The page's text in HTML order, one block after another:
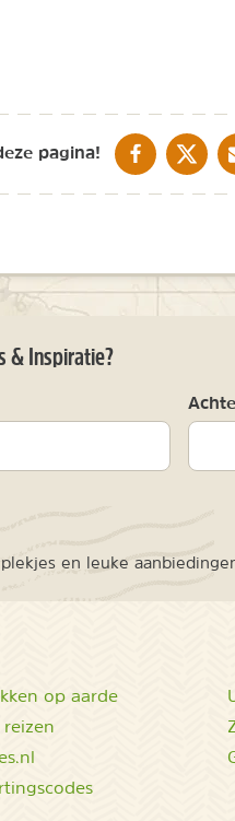
pagina! DELEN OPDELEN
& Inspiratie?
en leuke
op aarde
reizen